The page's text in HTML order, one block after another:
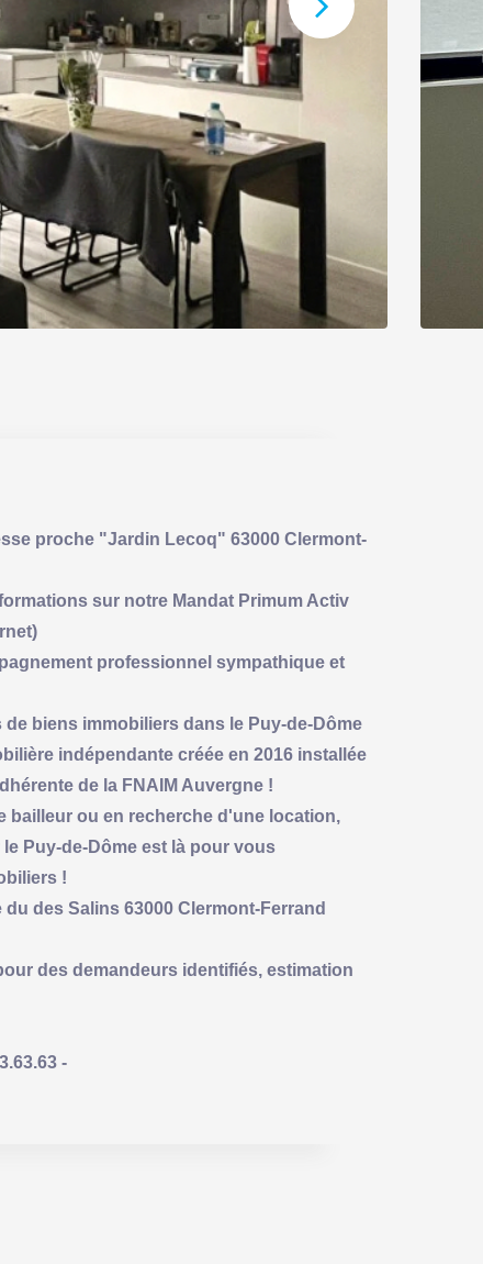
proche "Jardin Lecoq" 63000 Clermont-
sur notre Mandat Primum Activ
professionnel sympathique et
biens immobiliers dans le Puy-de-Dôme
indépendante créée en 2016 installée
de la FNAIM Auvergne !
bailleur ou en recherche d'une location,
Puy-de-Dôme est là pour vous
!
des Salins 63000 Clermont-Ferrand
des demandeurs identifiés, estimation
-